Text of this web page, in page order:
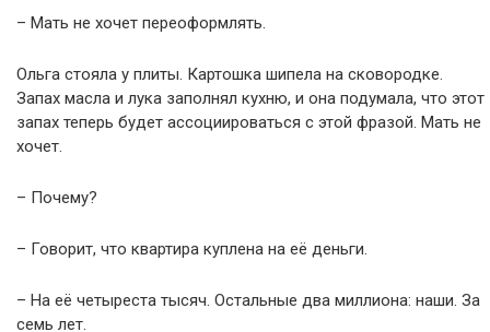
– Мать не хочет переоформлять.
Ольга стояла у плиты. Картошка шипела на сковородке.
Запах масла и лука заполнял кухню, и она подумала, что этот
запах теперь будет ассоциироваться с этой фразой. Мать не
хочет.
– Почему?
– Говорит, что квартира куплена на её деньги.
– На её четыреста тысяч. Остальные два миллиона: наши. За
семь лет.